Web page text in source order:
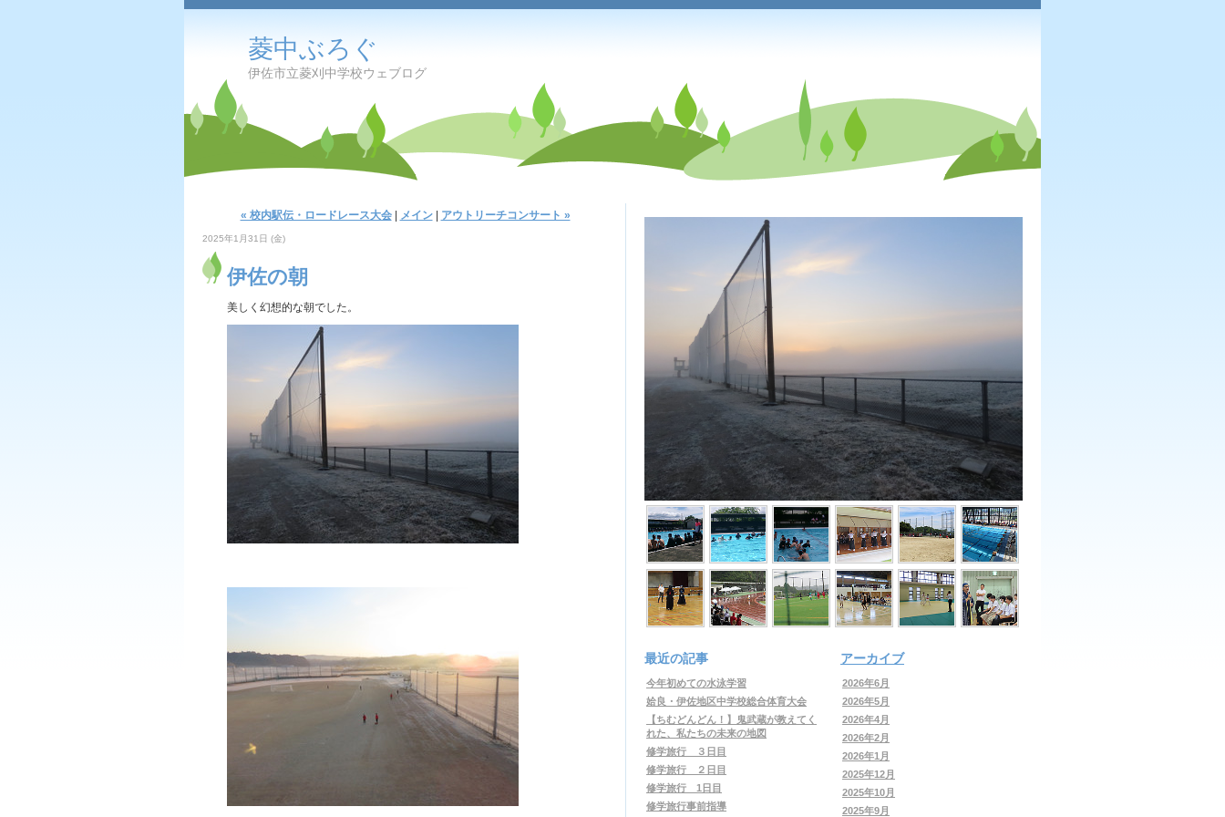
菱中ぶろぐ
伊佐市立菱刈中学校ウェブログ
« 校内駅伝・ロードレース大会| メイン| アウトリーチコンサート »
2025年1月31日 (金)
伊佐の朝
美しく幻想的な朝でした。
最近の記事
今年初めての水泳学習
姶良・伊佐地区中学校総合体育大会
【ちむどんどん！】鬼武蔵が教えてく
れた、私たちの未来の地図
修学旅行 ３日目
修学旅行 ２日目
修学旅行 1日目
修学旅行事前指導
アーカイブ
2026年6月
2026年5月
2026年4月
2026年2月
2026年1月
2025年12月
2025年10月
2025年9月